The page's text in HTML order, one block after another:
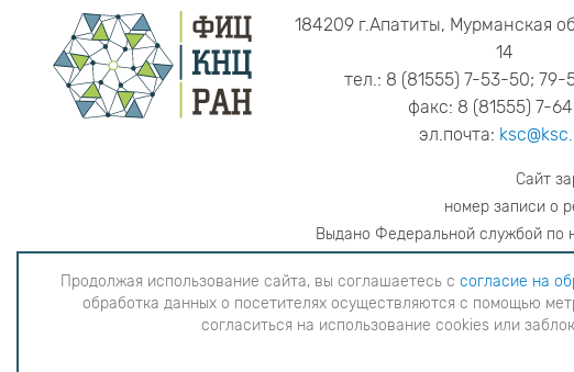
184209 г.Апатиты, Мурманская
14
тел.: 8 (81555) 7-53-50; 79-
факс: 8 (81555) 7-
эл.почта:
Сайт
номер записи о
Выдано Федеральной службой по
адрес
Продолжая использование сайта, вы соглашаетесь с
данных о посетителях осуществляются с помощью
Продолжая использование сайта, вы соглашаетесь с согласие на
обработка данных о посетителях осуществляются с помощью
согласиться на использование cookies или